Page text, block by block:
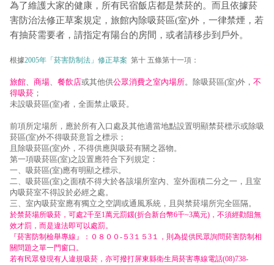
為了維護大家的健康，所有民宿飯店都是禁菸的。而且依據菸
害防治法修正草案規定，旅館內除吸菸區(室)外，一律禁煙，若
有抽菸需要者，請指定有陽台的房間，或者請移步到戶外。
根據2005年「菸害防制法」修正草案 第十 五條第十一項：
旅館、 商場、 餐飲店或其他供公眾消費之室內場所。除吸菸區(室)外， 不
得吸菸 ；
未設吸菸區(室)者，全面禁止吸菸。
前項所定場所，應於所有入口處及其他適當地點設置明顯禁菸標示或除吸
菸區(室)外不得吸菸意旨之標示；
且除吸菸區(室)外，不得供應與吸菸有關之器物。
第一項吸菸區(室)之設置應符合下列規定：
一、吸菸區(室)應有明顯之標示。
二、吸菸區(室)之面積不得大於各該場所室內、室外面積二分之一，且室
內吸菸室不得設於必經之處。
三、室內吸菸室應有獨立之空調或通風系統，且與禁菸場所完全區隔。
於禁菸場所吸菸，可處2千至1萬元罰鍰(折合新台幣6千~3萬元)，不須經勸阻無
效才罰，而是違法即可以處罰。
『菸害防制檢舉專線』：０８００-５3１５3１，則為提供民眾詢問菸害防制相
關問題之單一門窗口。
若有民眾發現有人違規吸菸，亦可撥打屏東縣衛生局菸害專線電話(08)738-